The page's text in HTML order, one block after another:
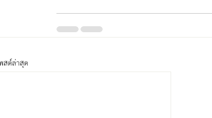
สต์ล่าสุด